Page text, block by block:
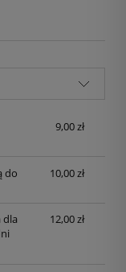
9,00 zł
do
10,00 zł
12,00 zł